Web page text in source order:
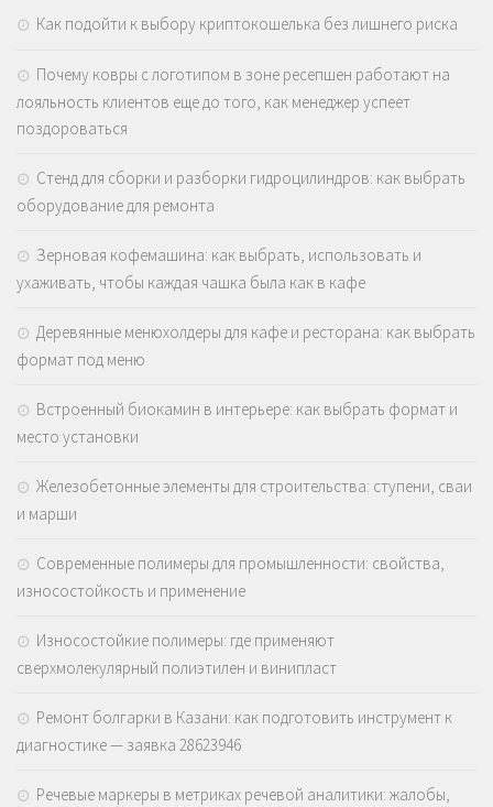
Как подойти к выбору криптокошелька без лишнего риска
Почему ковры с логотипом в зоне ресепшен работают на
лояльность клиентов еще до того, как менеджер успеет
поздороваться
Стенд для сборки и разборки гидроцилиндров: как выбрать
оборудование для ремонта
Зерновая кофемашина: как выбрать, использовать и
ухаживать, чтобы каждая чашка была как в кафе
Деревянные менюхолдеры для кафе и ресторана: как выбрать
формат под меню
Встроенный биокамин в интерьере: как выбрать формат и
место установки
Железобетонные элементы для строительства: ступени, сваи
и марши
Современные полимеры для промышленности: свойства,
износостойкость и применение
Износостойкие полимеры: где применяют
сверхмолекулярный полиэтилен и винипласт
Ремонт болгарки в Казани: как подготовить инструмент к
диагностике — заявка 28623946
Речевые маркеры в метриках речевой аналитики: жалобы,